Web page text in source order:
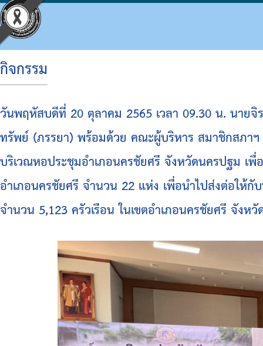
ข้อมูลพื้นฐาน
วิสัยทัศน์
อำนาจหน้าที่
โครงสร้างผู้บริหาร
โครงสร้างฝ่ายการเมือง
โครงสร้างส่วนราชการ
โครงสร้างโรงพยาบาลส่งเสริมสุขภาพตำบลใน
แผนพัฒนาท้องถิ่น
แผนดำเนินงาน
ผลการดำเนินงาน
รายงานติดตามผลการดำเนินการประจำปี รอบ
เงินสะสม
ความก้าวหน้าในการดำเนินงานตามแผนการด
รายงานความก้าวหน้าการจัดซื้อจัดจ้างหรือกา
สรุปผลการจัดซื้อจัดจ้างหรือการจัดหาพัสดุราย
รายงานผลการจัดซื้อจัดจ้างหรือการจัดหาพัส
แผนการบริหารและพัฒนาบุคคล
รายงานผลการบริหารและพัฒนาทรัพยากรบุค
หลักเกณฑ์การบริหารทรัพยากรบุคคล
ข่าวประชาสัมพันธ์
ประชาสัมพันธ์สภา
มติที่ประชุมสภา
รายงานการประชุมสภา
สรุปผลการจัดซื้อจัดจ้าง
หนังสือราชการ
ข่าวประชาสัมพันธ์เพื่อเสริมสร้างคุณธรรมและ
สถิติข้อมูลการให้บริการประชาชน
แนวทางปฏิบัติเรื่องร้องเรียน
ประกาศเจตนารมณ์ นโยบาย No Gift Policy
แผนปฏิบัติการป้องกันการทุจริต
มาตรการส่งเสริมคุณธรรมและความโปร่งใสภ
รายงานผลการดำเนินการป้องกันการทุจริต
กิจกรรม
วันพฤหัสบดีที่ 20 ตุลาคม 2565 เวลา 09.30 น. นา
ทรัพย์ (ภรรยา) พร้อมด้วย คณะผู้บริหาร สมาชิกสภา
บริเวณหอประชุมอำเภอนครชัยศรี จังหวัดนครปฐม เ
อำเภอนครชัยศรี จำนวน 22 แห่ง เพื่อนำไปส่งต่อให้
จำนวน 5,123 ครัวเรือน ในเขตอำเภอนครชัยศรี จังห